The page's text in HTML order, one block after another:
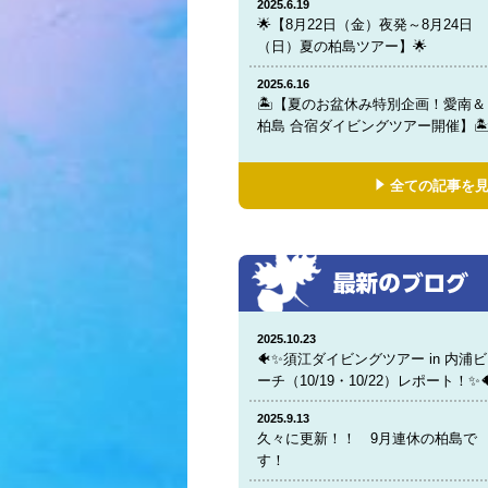
2025.6.19
🌟【8月22日（金）夜発～8月24日
（日）夏の柏島ツアー】🌟
2025.6.16
🏝️【夏のお盆休み特別企画！愛南＆
柏島 合宿ダイビングツアー開催】🏝️
全ての記事を
2025.10.23
🐠✨須江ダイビングツアー in 内浦ビ
ーチ（10/19・10/22）レポート！
2025.9.13
久々に更新！！ 9月連休の柏島で
す！